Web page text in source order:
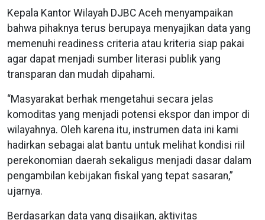
Kepala Kantor Wilayah DJBC Aceh menyampaikan
bahwa pihaknya terus berupaya menyajikan data yang
memenuhi readiness criteria atau kriteria siap pakai
agar dapat menjadi sumber literasi publik yang
transparan dan mudah dipahami.
“Masyarakat berhak mengetahui secara jelas
komoditas yang menjadi potensi ekspor dan impor di
wilayahnya. Oleh karena itu, instrumen data ini kami
hadirkan sebagai alat bantu untuk melihat kondisi riil
perekonomian daerah sekaligus menjadi dasar dalam
pengambilan kebijakan fiskal yang tepat sasaran,”
ujarnya.
Berdasarkan data yang disajikan, aktivitas